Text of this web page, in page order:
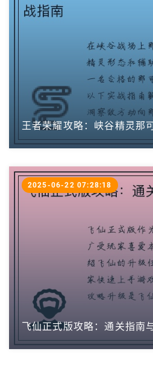
王者荣耀攻略：峡谷精灵那
飞仙正式版攻略：通关指南
2025-06-22 07:28:18